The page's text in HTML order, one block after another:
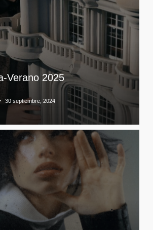
Verano 2025
30 septiembre, 2024